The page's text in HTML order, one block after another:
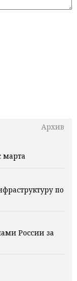
Архив
марта
по
России за